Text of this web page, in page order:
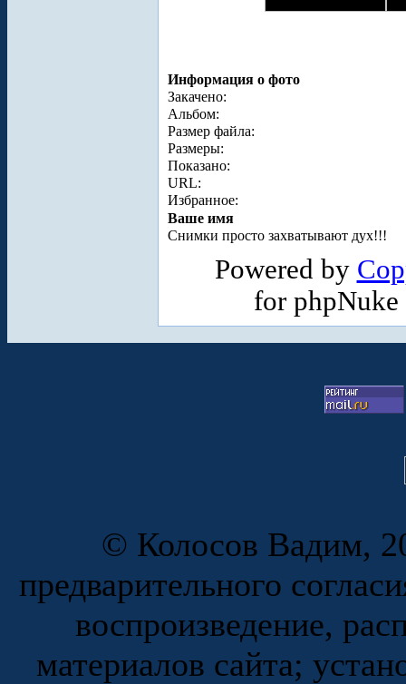
Информация о фото
Закачено:
Альбом:
Размер файла:
Размеры:
Показано:
URL:
Избранное:
Ваше имя
Снимки просто захватывают дух!!!
Powered by
for
© Колосов Вадим,
предварительного
воспроизведение,
материалов сайта;